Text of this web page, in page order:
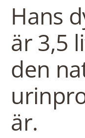
Hans
är 3,5
den
är.